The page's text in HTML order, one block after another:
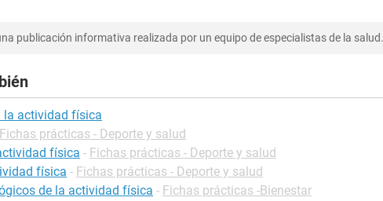
publicación informativa realizada por un equipo de especialistas de la salud.
la actividad física
Fichas prácticas - Deporte y salud
física - Fichas prácticas - Deporte y salud
física - Fichas prácticas - Deporte y salud
de la actividad física - Fichas prácticas -Bienestar